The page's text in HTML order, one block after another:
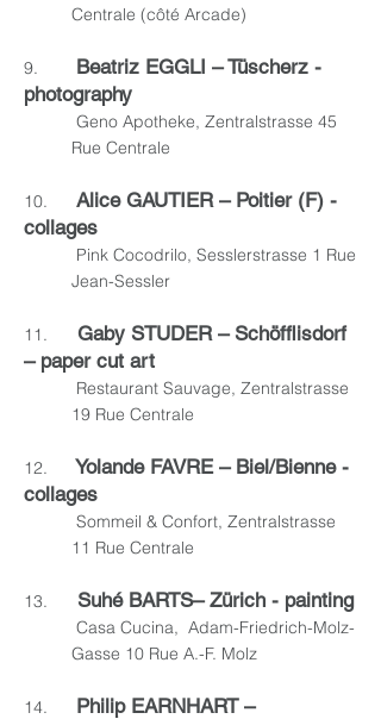
Centrale (côté Arcade)
9. Beatriz EGGLI – Tüscherz -
photography
Geno Apotheke, Zentralstrasse 45
Rue Centrale
10. Alice GAUTIER – Poitier (F) -
collages
Pink Cocodrilo, Sesslerstrasse 1 Rue
Jean-Sessler
11.
Gaby STUDER – Schöfflisdorf
– paper cut art
Restaurant Sauvage, Zentralstrasse
19 Rue Centrale
12. Yolande FAVRE – Biel/Bienne -
collages
Sommeil & Confort, Zentralstrasse
11 Rue Centrale
13. Suhé BARTS– Zürich - painting
Casa Cucina, Adam-Friedrich-Molz-
Gasse 10 Rue A.-F. Molz
14. Philip EARNHART –